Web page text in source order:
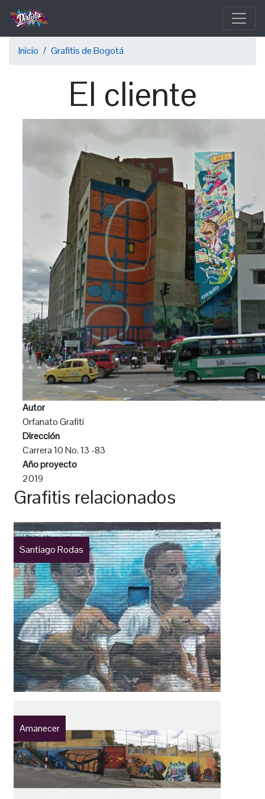
Pasar
contenido
principalSobrescribir
ayuda
navegación
Inicio Grafitis de Bogotá
El cliente
Autor
Orfanato Grafiti
Dirección
Carrera 10 No. 13 -83
Año proyecto
2019
Grafitis relacionados
Santiago Rodas
Amanecer